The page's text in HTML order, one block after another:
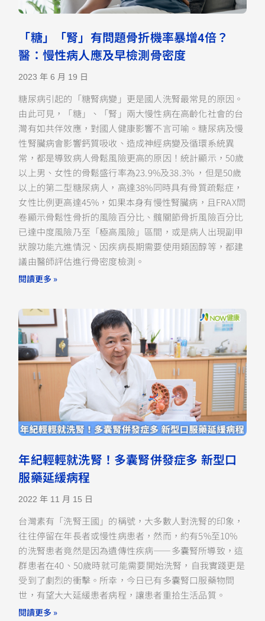
「糖」「腎」有問題骨折機率暴增4倍？
醫：慢性病人應及早檢測骨密度
2023 年 6 月 19 日
糖尿病引起的「糖腎病變」更是國人洗腎最常見的原因。
由此可見，「糖」、「腎」兩大慢性病在高齡化社會的台
灣有如共伴效應，對國人健康影響不言可喻。糖尿病及慢
性腎臟病會影響鈣質吸收、造成神經病變及循環系統異
常，都是導致病人骨鬆風險更高的原因！統計顯示，50歲
以上男、女性的骨鬆盛行率為23.9%及38.3% ，但是50歲
以上的第二型糖尿病人，高達38%同時具有骨質疏鬆症，
女性比例更高達45%，如果本身有慢性腎臟病，且FRAX問
卷顯示骨鬆性骨折的風險百分比、髖關節骨折風險百分比
已達中度風險乃至「極高風險」區間，或是病人出現副甲
狀腺功能亢進情況、因疾病長期需要使用類固醇等，都建
議由醫師評估進行骨密度檢測。
閱讀更多 »
年紀輕輕就洗腎！多囊腎併發症多 新型口
服藥延緩病程
2022 年 11 月 15 日
台灣素有「洗腎王國」的稱號，大多數人對洗腎的印象，
往往停留在年長者或慢性病患者，然而，約有5%至10%
的洗腎患者竟然是因為遺傳性疾病——多囊腎所導致，這
群患者在40、50歲時就可能需要開始洗腎，自我實踐更是
受到了劇烈的衝擊。所幸，今日已有多囊腎口服藥物問
世，有望大大延緩患者病程，讓患者重拾生活品質。
閱讀更多 »